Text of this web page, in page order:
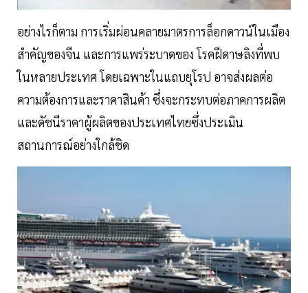
อย่างไรก็ตาม การเริ่มผ่อนคลายมาตรการล็อกดาวน์ในเมือง
สำคัญของจีน และการแพร่ระบาดของ โรคฝีดาษลิงที่พบ
ในหลายประเทศ โดยเฉพาะในแถบยุโรป อาจส่งผลต่อ
ความต้องการและราคาสินค้า ซึ่งจะกระทบต่อภาคการผลิต
และดัชนีราคาผู้ผลิตของประเทศไทยซึ่งประเมิน
สถานการณ์อย่างใกล้ชิด